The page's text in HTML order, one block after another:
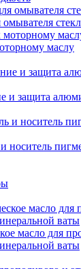
маслу
и защита
и носитель
масло для
ваты